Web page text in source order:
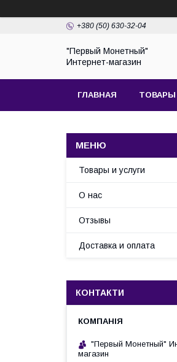
+380 (50) 630-32-04
"Первый Монетный"
Интернет-магазин
ГЛАВНАЯ ТОВАРЫ
Товары и услуги
О нас
Отзывы
Доставка и оплата
КОНТАКТИ
"Первый Монетный"
магазин